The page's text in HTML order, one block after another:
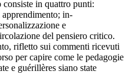
in quattro punti:
in-
e
del pensiero critico.
rifletto sui commenti ricevuti
per capire come le pedagogie
e guérillères siano state